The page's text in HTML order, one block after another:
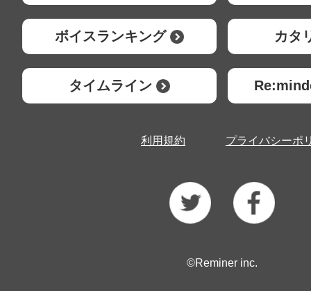
ボイスランキング カタ
タイムライン
利用規約 プライバシーポ
©Reminer inc.